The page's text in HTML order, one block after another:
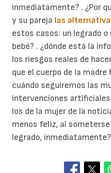
inmediatamente? . ¿Por
y su pareja las
estos casos: un legrado
bebé? . ¿dónde está la
los riesgos reales de
que el cuerpo de la
cuándo seguiremos las
intervenciones
los de la mujer de la
menos feliz, al
legrado, inmediatamente?